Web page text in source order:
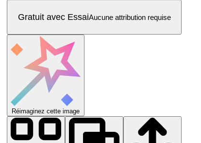
Gratuit avec EssaiAucune attribution requise
Réimaginez cette image